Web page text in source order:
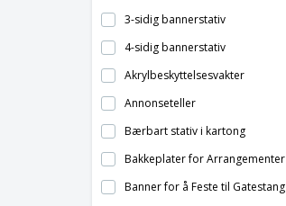
3-sidig bannerstativ
4-sidig bannerstativ
Akrylbeskyttelsesvakter
Annonseteller
Bærbart stativ i kartong
Bakkeplater for Arrangementer
Banner for å Feste til Gatestang